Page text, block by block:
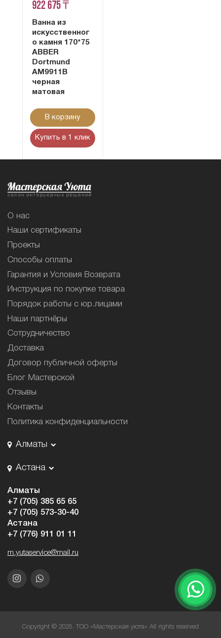
922 675 ₸
Ванна из
искусственног
о камня 170*75
ABBER
Dortmund
AM9911B
черная
матовая
В корзину
Купить в 1 клик
О нас
Наши сертификаты
Проекты
Способы оплаты
Гарантия и Условия Возврата
Инструкция по покупке товара
Порядок работы с юр.лицами
Наши партнёры
Сотрудничество
Доставка
Договор публичной оферты
Блог Мастерской
Отзывы
Контакты
Политика конфиденциальности
Алматы
Астана
Алматы
+7 (705) 385 65 65
+7 (705) 573-30-40
Астана
+7 (776) 911 01 11
m.yutaservice@mail.ru
Copyright © 2025. ТОО «Мастерская уюта» All rights reserved